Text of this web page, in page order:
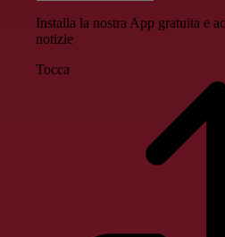
Installa la nostra App gratuita e
notizie
Tocca